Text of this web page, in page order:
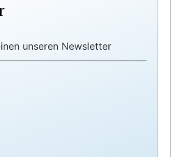
unseren Newsletter